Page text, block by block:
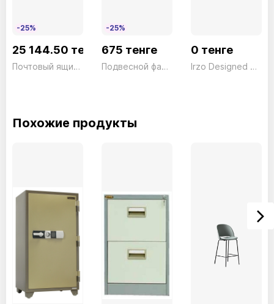
-25%
25 144.50 тенге
Почтовый ящик Kiel 886 SI
-25%
675 тенге
Подвесной файл для файл-кабинета Желтый A4+ President
0 тенге
Irzo Designed by Pepe Fornas
Похожие продукты